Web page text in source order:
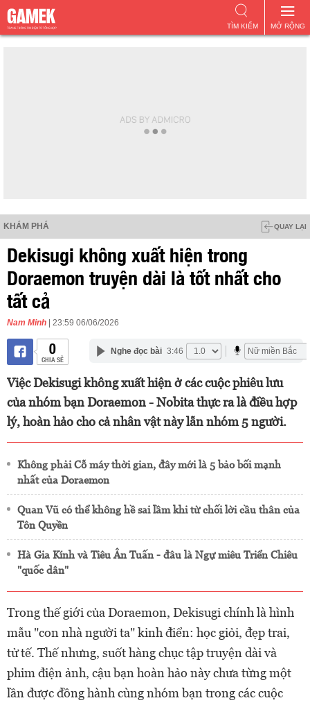
MỞ RỘNG
TÌM KIẾM
KHÁM PHÁ QUAY LẠI
Dekisugi không xuất hiện trong
Doraemon truyện dài là tốt nhất cho
tất cả
Nam Minh | 23:59 06/06/2026
0
CHIA SẺ
Nghe đọc bài 3:46
Việc Dekisugi không xuất hiện ở các cuộc phiêu lưu
của nhóm bạn Doraemon - Nobita thực ra là điều hợp
lý, hoàn hảo cho cả nhân vật này lẫn nhóm 5 người.
Không phải Cỗ máy thời gian, đây mới là 5 bảo bối mạnh
nhất của Doraemon
Quan Vũ có thể không hề sai lầm khi từ chối lời cầu thân của
Tôn Quyền
Hà Gia Kính và Tiêu Ân Tuấn - đâu là Ngự miêu Triển Chiêu
"quốc dân"
Trong thế giới của Doraemon, Dekisugi chính là hình
mẫu "con nhà người ta" kinh điển: học giỏi, đẹp trai,
tử tế. Thế nhưng, suốt hàng chục tập truyện dài và
phim điện ảnh, cậu bạn hoàn hảo này chưa từng một
lần được đồng hành cùng nhóm bạn trong các cuộc